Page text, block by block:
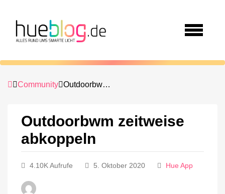
Community Outdoorbwm zeitweise abkoppeln
Outdoorbwm zeitweise
abkoppeln
4.10K Aufrufe 5. Oktober 2020 Hue App